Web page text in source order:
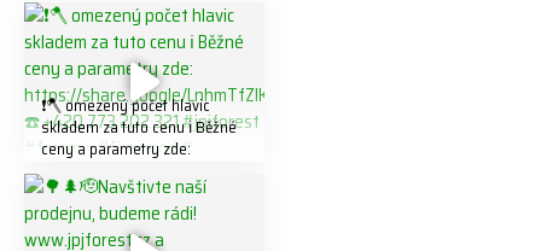
❗️🪓 omezený počet hlavic
skladem za tuto cenu ℹ️ Běžné
ceny a parametry zde:
K8W5t7i6o ☎️ +420 773 202
321 #jpjforest #forsmw
#firewood #